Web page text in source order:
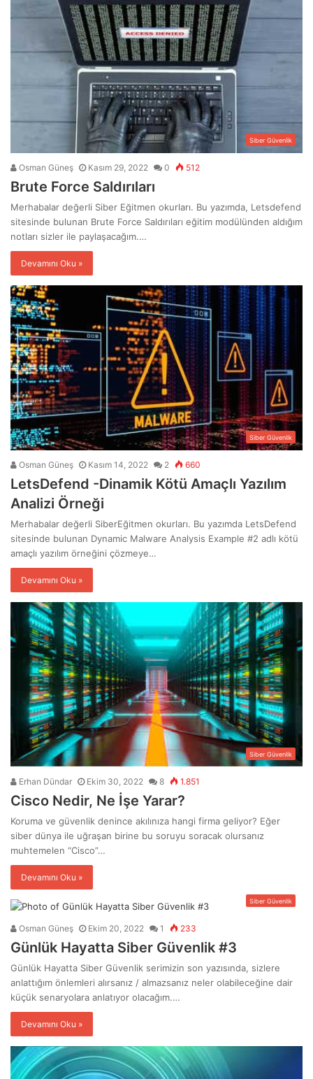
Siber Güvenlik
Osman Güneş Kasım 29, 2022 0 512
Brute Force Saldırıları
Merhabalar değerli Siber Eğitmen okurları. Bu yazımda, Letsdefend
sitesinde bulunan Brute Force Saldırıları eğitim modülünden aldığım
notları sizler ile paylaşacağım.…
Devamını Oku »
Siber Güvenlik
Osman Güneş Kasım 14, 2022 2 660
LetsDefend -Dinamik Kötü Amaçlı Yazılım
Analizi Örneği
Merhabalar değerli SiberEğitmen okurları. Bu yazımda LetsDefend
sitesinde bulunan Dynamic Malware Analysis Example #2 adlı kötü
amaçlı yazılım örneğini çözmeye…
Devamını Oku »
Siber Güvenlik
Erhan Dündar Ekim 30, 2022 8 1.851
Cisco Nedir, Ne İşe Yarar?
Koruma ve güvenlik denince akılınıza hangi firma geliyor? Eğer
siber dünya ile uğraşan birine bu soruyu soracak olursanız
muhtemelen “Cisco”…
Devamını Oku »
Siber Güvenlik
Osman Güneş Ekim 20, 2022 1 233
Günlük Hayatta Siber Güvenlik #3
Günlük Hayatta Siber Güvenlik serimizin son yazısında, sizlere
anlattığım önlemleri alırsanız / almazsanız neler olabileceğine dair
küçük senaryolara anlatıyor olacağım.…
Devamını Oku »